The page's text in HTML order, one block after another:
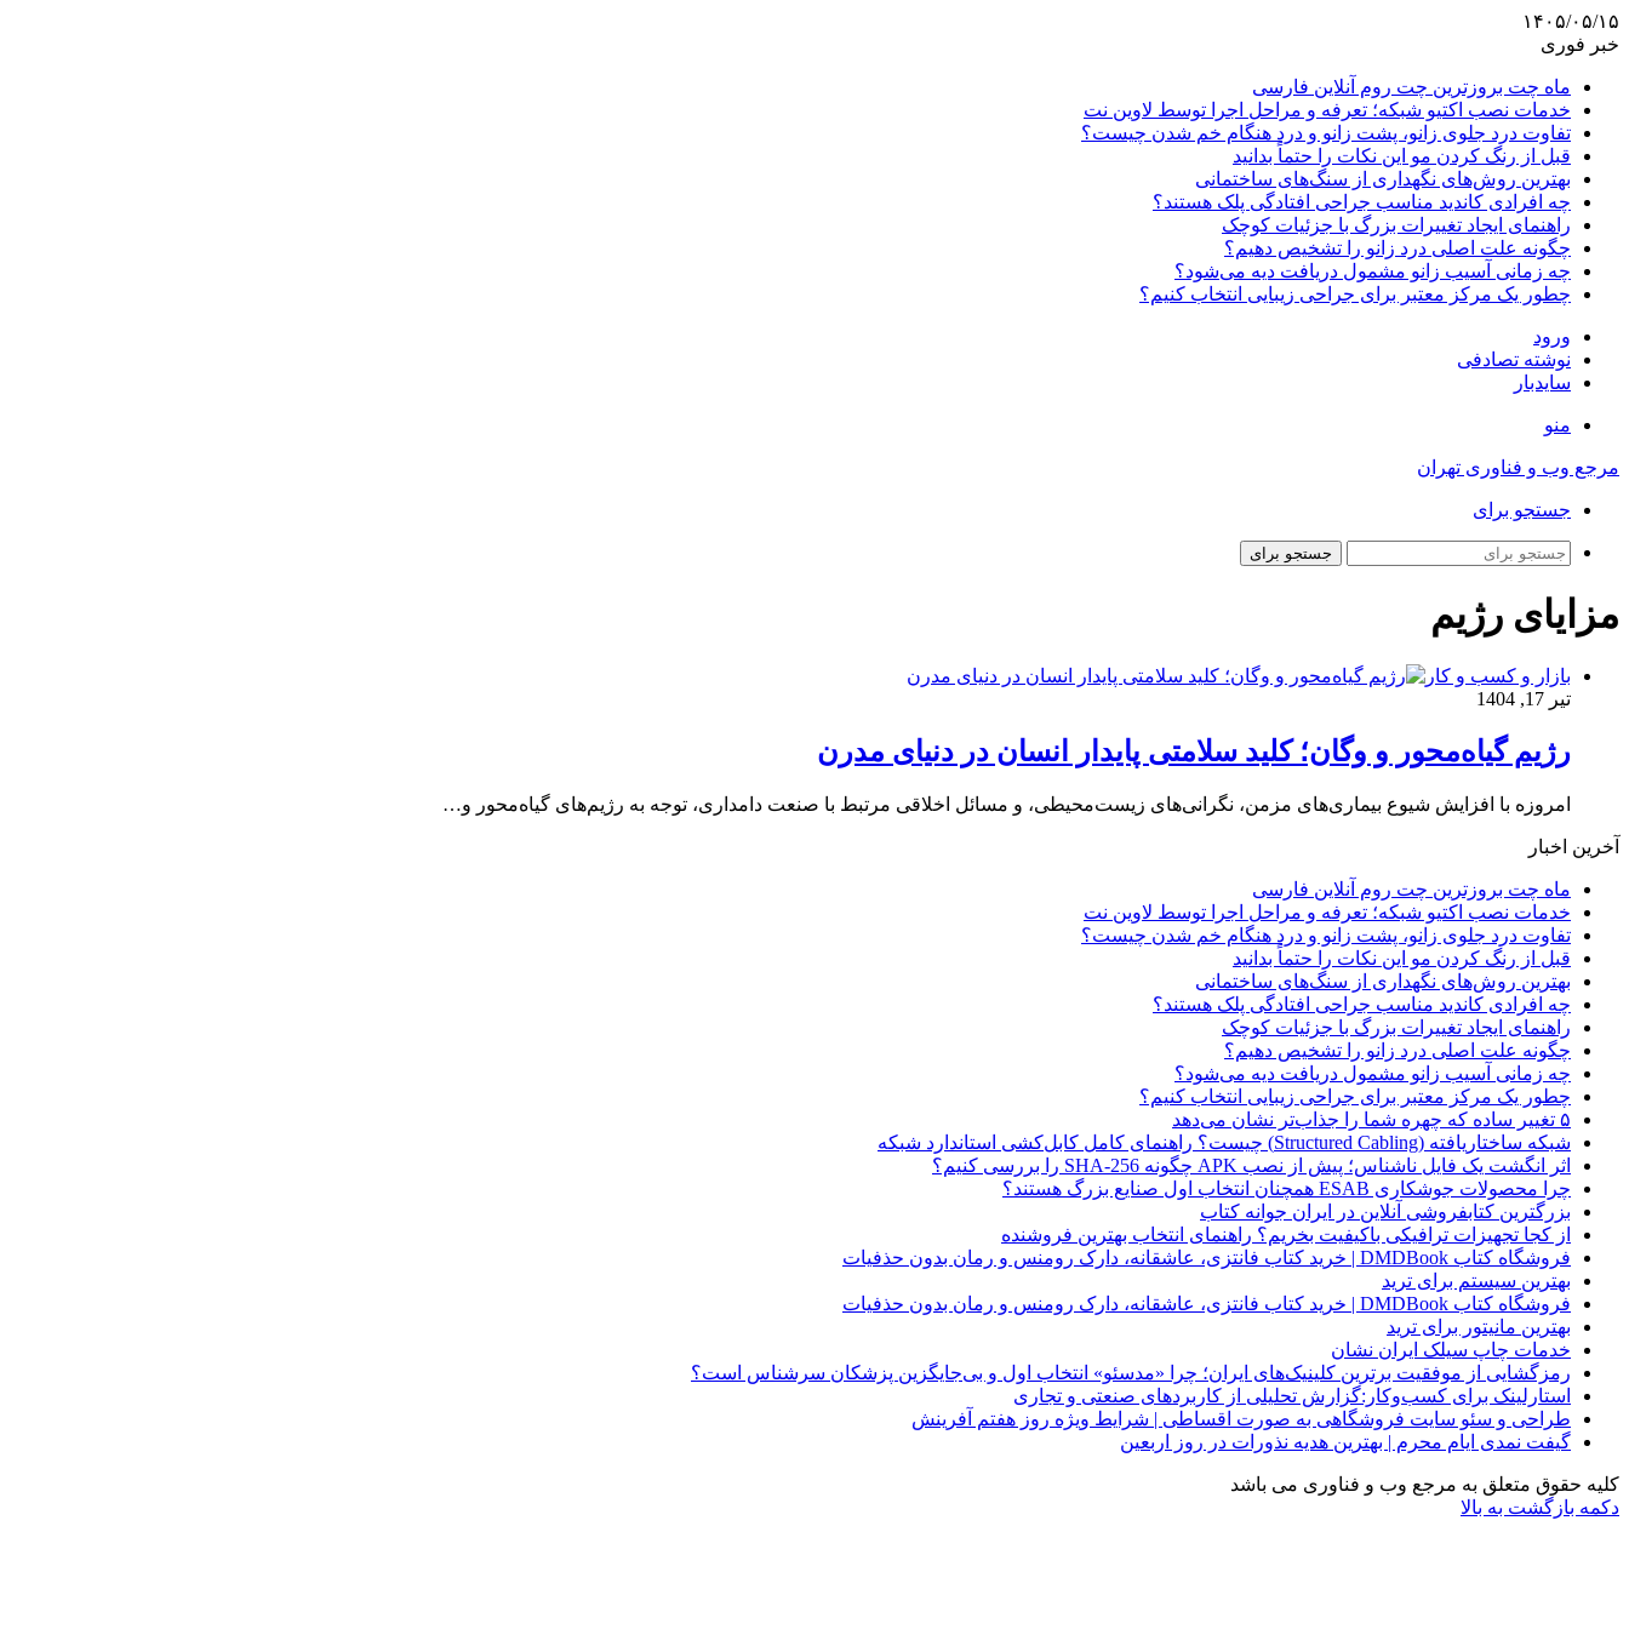
۱۴۰۵/۰۵/۱۵
خبر فوری
ماه چت بروزترین چت روم آنلاین فارسی
خدمات نصب اکتیو شبکه؛ تعرفه و مراحل اجرا توسط لاوین نت
تفاوت درد جلوی زانو، پشت زانو و درد هنگام خم شدن چیست؟
قبل از رنگ کردن مو این نکات را حتماً بدانید
بهترین روش‌های نگهداری از سنگ‌های ساختمانی
چه افرادی کاندید مناسب جراحی افتادگی پلک هستند؟
راهنمای ایجاد تغییرات بزرگ با جزئیات کوچک
چگونه علت اصلی درد زانو را تشخیص دهیم؟
چه زمانی آسیب زانو مشمول دریافت دیه می‌شود؟
چطور یک مرکز معتبر برای جراحی زیبایی انتخاب کنیم؟
ورود
نوشته تصادفی
سایدبار
منو
مرجع وب و فناوری تهران
جستجو برای
جستجو برای
مزایای رژیم
بازار و کسب و کار
تیر 17, 1404
رژیم گیاه‌محور و وگان؛ کلید سلامتی پایدار انسان در دنیای مدرن
امروزه با افزایش شیوع بیماری‌های مزمن، نگرانی‌های زیست‌محیطی، و مسائل اخلاقی مرتبط با صنعت دامداری، توجه به رژیم‌های گیاه‌محور و…
آخرین اخبار
ماه چت بروزترین چت روم آنلاین فارسی
خدمات نصب اکتیو شبکه؛ تعرفه و مراحل اجرا توسط لاوین نت
تفاوت درد جلوی زانو، پشت زانو و درد هنگام خم شدن چیست؟
قبل از رنگ کردن مو این نکات را حتماً بدانید
بهترین روش‌های نگهداری از سنگ‌های ساختمانی
چه افرادی کاندید مناسب جراحی افتادگی پلک هستند؟
راهنمای ایجاد تغییرات بزرگ با جزئیات کوچک
چگونه علت اصلی درد زانو را تشخیص دهیم؟
چه زمانی آسیب زانو مشمول دریافت دیه می‌شود؟
چطور یک مرکز معتبر برای جراحی زیبایی انتخاب کنیم؟
۵ تغییر ساده که چهره شما را جذاب‌تر نشان می‌دهد
شبکه ساختاریافته (Structured Cabling) چیست؟ راهنمای کامل کابل‌کشی استاندارد شبکه
اثر انگشت یک فایل ناشناس؛ پیش از نصب APK چگونه SHA-256 را بررسی کنیم؟
چرا محصولات جوشکاری ESAB همچنان انتخاب اول صنایع بزرگ هستند؟
بزرگترین کتابفروشی آنلاین در ایران جوانه کتاب
از کجا تجهیزات ترافیکی باکیفیت بخریم؟ راهنمای انتخاب بهترین فروشنده
فروشگاه کتاب DMDBook | خرید کتاب فانتزی، عاشقانه، دارک رومنس و رمان بدون حذفیات
بهترین سیستم برای ترید
فروشگاه کتاب DMDBook | خرید کتاب فانتزی، عاشقانه، دارک رومنس و رمان بدون حذفیات
بهترین مانیتور برای ترید
خدمات چاپ سیلک ایران نشان
رمزگشایی از موفقیت برترین کلینیک‌های ایران؛ چرا «مدسئو» انتخاب اول و بی‌جایگزین پزشکان سرشناس است؟
استارلینک برای کسب‌وکار:گزارش تحلیلی از کاربردهای صنعتی و تجاری
طراحی و سئو سایت فروشگاهی به صورت اقساطی | شرایط ویژه روز هفتم آفرینش
گیفت نمدی ایام محرم | بهترین هدیه نذورات در روز اربعین
کلیه حقوق متعلق به مرجع وب و فناوری می باشد
دکمه بازگشت به بالا